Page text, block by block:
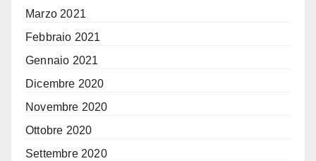
Marzo 2021
Febbraio 2021
Gennaio 2021
Dicembre 2020
Novembre 2020
Ottobre 2020
Settembre 2020